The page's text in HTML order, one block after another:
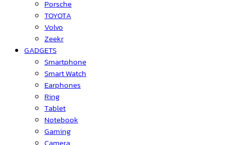
Porsche
TOYOTA
Volvo
Zeekr
GADGETS
Smartphone
Smart Watch
Earphones
Ring
Tablet
Notebook
Gaming
Camera